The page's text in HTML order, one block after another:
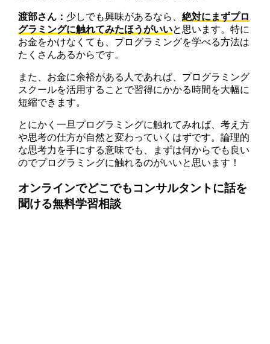
渡部さん： 少しでも興味があるなら、絶対にまずプロ
グラミングに触れてみたほうがいいと思います。特に
お金をかけなくても、プログラミングを学べる方法は
たくさんあるからです。
また、お金に余裕がある人であれば、プログラミング
スクールを活用することで習得にかかる時間を大幅に
短縮できます。
とにかく一旦プログラミングに触れてみれば、考え方
や思考の仕方が自然と変わっていくはずです。論理的
な思考力を手にする意味でも、まずは何からでも良い
のでプログラミングに触れるのがいいと思います！
オンラインでどこでもコンサルタントに話を
聞ける無料学習相談